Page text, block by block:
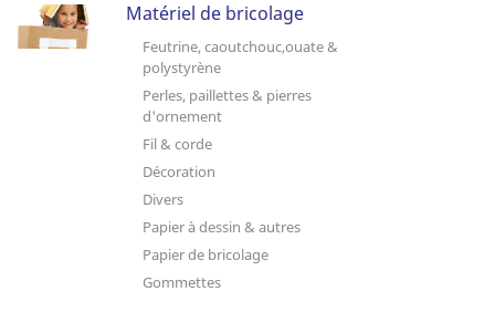
Matériel de bricolage
Feutrine, caoutchouc,ouate &
polystyrène
Perles, paillettes & pierres
d'ornement
Fil & corde
Décoration
Divers
Papier à dessin & autres
Papier de bricolage
Gommettes